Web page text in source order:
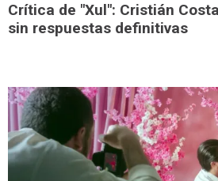
Crítica de "Xul": Cristián
sin respuestas definitivas